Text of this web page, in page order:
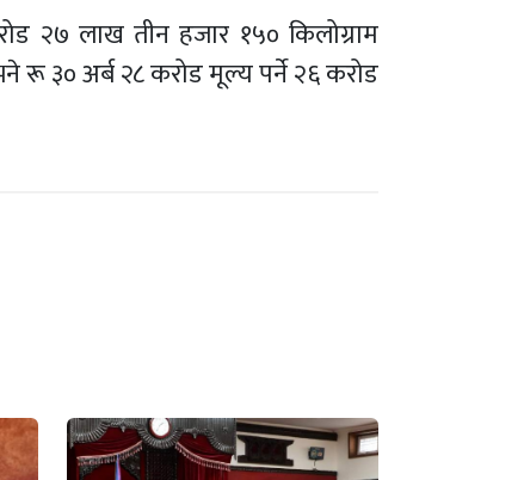
२७ लाख तीन हजार १५० किलोग्राम
३० अर्ब २८ करोड मूल्य पर्ने २६ करोड